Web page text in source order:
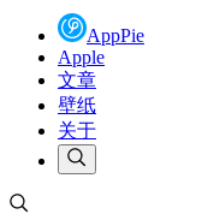
AppPie
Apple
文章
壁纸
关于